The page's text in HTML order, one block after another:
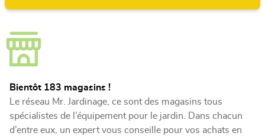
Bientôt 183 magasins !
Le réseau Mr. Jardinage, ce sont des magasins tous
spécialistes de l’équipement pour le jardin. Dans chacun
d’entre eux, un expert vous conseille pour vos achats en